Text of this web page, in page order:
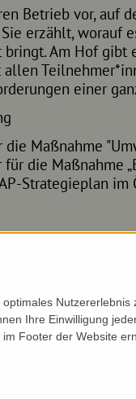
Betrieb vor, auf
erzählt, worauf
Am Hof gibt
allen
einer
die Maßnahme
für die Maßnahme
Strategieplan
Ihre Einwilligung
Footer der Website